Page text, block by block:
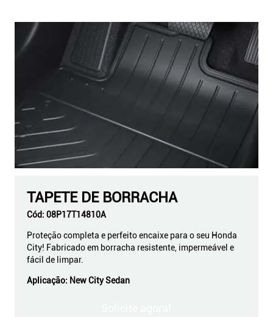
TAPETE DE BORRACHA
Cód: 08P17T14810A
Proteção completa e perfeito encaixe para o seu Honda
City! Fabricado em borracha resistente, impermeável e
fácil de limpar.
Aplicação: New City Sedan